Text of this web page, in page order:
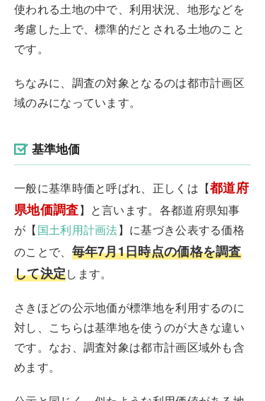
使われる土地の中で、利用状況、地形などを
考慮した上で、標準的だとされる土地のこと
です。
ちなみに、調査の対象となるのは都市計画区
域のみになっています。
基準地価
一般に基準時価と呼ばれ、正しくは【都道府
県地価調査】と言います。各都道府県知事
が【国土利用計画法】に基づき公表する価格
のことで、 毎年7月1日時点の価格を調査
して決定します。
さきほどの公示地価が標準地を利用するのに
対し、こちらは基準地を使うのが大きな違い
です。なお、調査対象は都市計画区域外も含
めます。